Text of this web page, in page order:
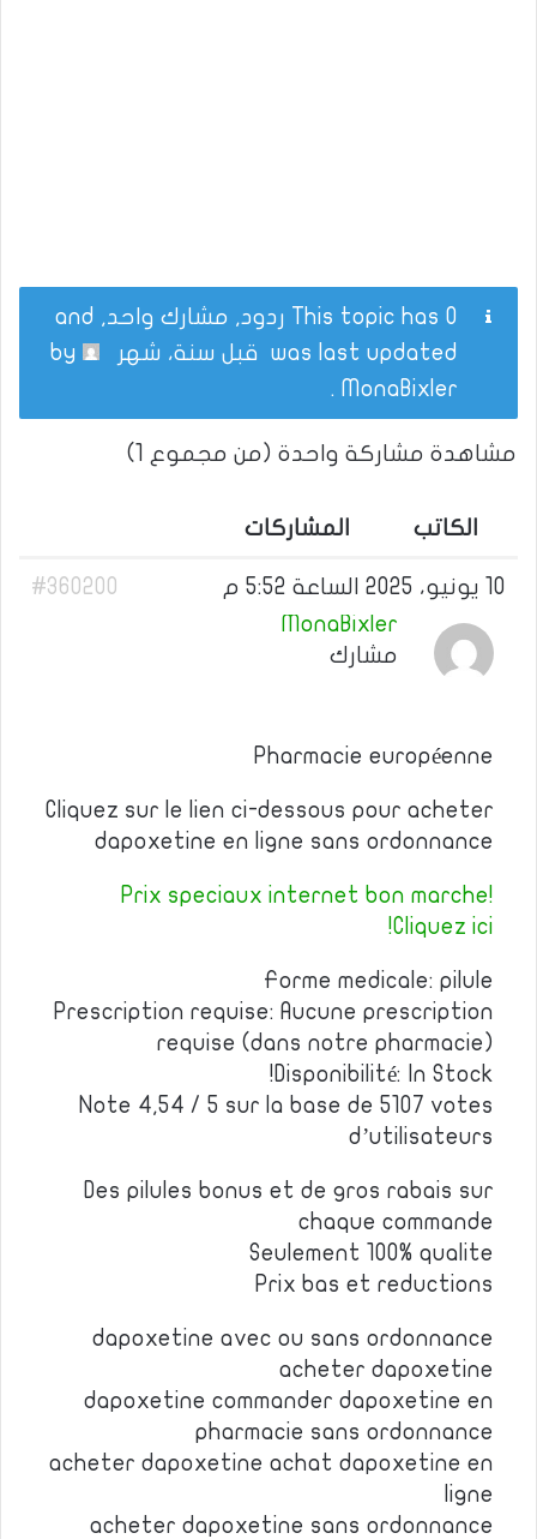
This topic has 0 ردود, مشارك واحد, and
was last updated قبل سنة، شهر
MonaBixler
.
مشاهدة مشاركة واحدة (من مجموع 1)
الكاتب المشاركات
10 يونيو، 2025 الساعة 5:52 م
#360200
MonaBixler
مشارك
Pharmacie européenne
Cliquez sur le lien ci-dessous pour acheter
dapoxetine en ligne sans ordonnance
Prix speciaux internet bon marche!
Cliquez ici!
Forme medicale: pilule
Prescription requise: Aucune prescription
requise (dans notre pharmacie)
Disponibilité: In Stock!
Note 4,54 / 5 sur la base de 5107 votes
d’utilisateurs
Des pilules bonus et de gros rabais sur
chaque commande
Seulement 100% qualite
Prix bas et reductions
dapoxetine avec ou sans ordonnance
acheter dapoxetine
dapoxetine commander dapoxetine en
pharmacie sans ordonnance
acheter dapoxetine achat dapoxetine en
ligne
acheter dapoxetine sans ordonnance